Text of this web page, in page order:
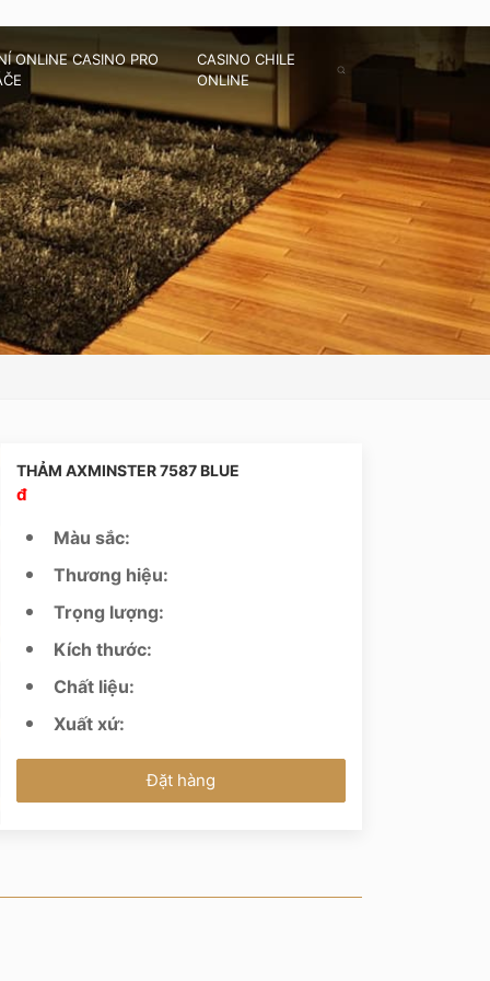
ONLINE CASINO PRO
CASINO CHILE
ONLINE
THẢM AXMINSTER 7587 BLUE
đ
Màu sắc:
Thương hiệu:
Trọng lượng:
Kích thước:
Chất liệu:
Xuất xứ:
Đặt hàng